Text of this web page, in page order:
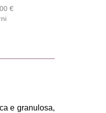
€
e granulosa,